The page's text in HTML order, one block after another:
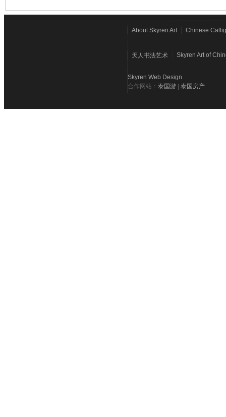
About Skyren Art Chinese
天人书法艺术 Skyren Art of
Skyren Web Design
合作网站： 泰国游 | 泰国房产